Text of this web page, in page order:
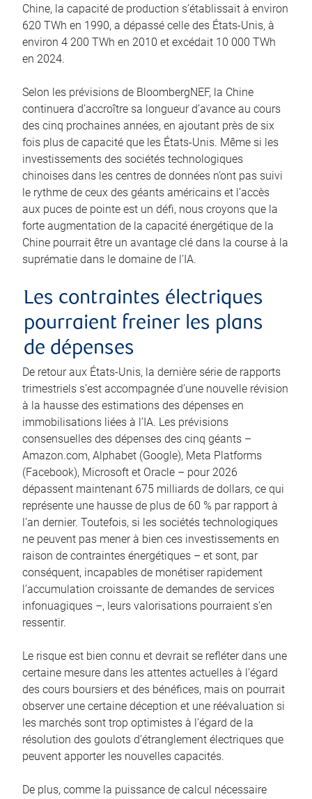
Chine, la capacité de production s’établissait à environ
620 TWh en 1990, a dépassé celle des États-Unis, à
environ 4 200 TWh en 2010 et excédait 10 000 TWh
en 2024.
Selon les prévisions de BloombergNEF, la Chine
continuera d’accroître sa longueur d’avance au cours
des cinq prochaines années, en ajoutant près de six
fois plus de capacité que les États-Unis. Même si les
investissements des sociétés technologiques
chinoises dans les centres de données n’ont pas suivi
le rythme de ceux des géants américains et l’accès
aux puces de pointe est un défi, nous croyons que la
forte augmentation de la capacité énergétique de la
Chine pourrait être un avantage clé dans la course à la
suprématie dans le domaine de l’IA.
Les contraintes électriques
pourraient freiner les plans
de dépenses
De retour aux États-Unis, la dernière série de rapports
trimestriels s’est accompagnée d’une nouvelle révision
à la hausse des estimations des dépenses en
immobilisations liées à l’IA. Les prévisions
consensuelles des dépenses des cinq géants –
Amazon.com, Alphabet (Google), Meta Platforms
(Facebook), Microsoft et Oracle – pour 2026
dépassent maintenant 675 milliards de dollars, ce qui
représente une hausse de plus de 60 % par rapport à
l’an dernier. Toutefois, si les sociétés technologiques
ne peuvent pas mener à bien ces investissements en
raison de contraintes énergétiques – et sont, par
conséquent, incapables de monétiser rapidement
l’accumulation croissante de demandes de services
infonuagiques –, leurs valorisations pourraient s’en
ressentir.
Le risque est bien connu et devrait se refléter dans une
certaine mesure dans les attentes actuelles à l’égard
des cours boursiers et des bénéfices, mais on pourrait
observer une certaine déception et une réévaluation si
les marchés sont trop optimistes à l’égard de la
résolution des goulots d’étranglement électriques que
peuvent apporter les nouvelles capacités.
De plus, comme la puissance de calcul nécessaire